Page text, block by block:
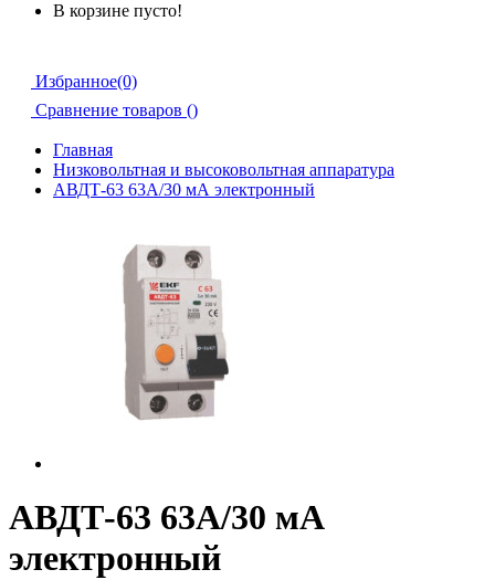
В корзине пусто!
Избранное(0)
Сравнение товаров ()
Главная
Низковольтная и высоковольтная аппаратура
АВДТ-63 63А/30 мА электронный
АВДТ-63 63А/30 мА
электронный